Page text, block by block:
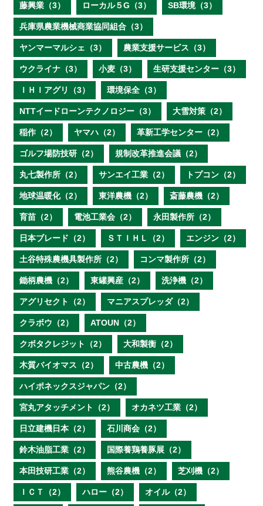
藤興業（3） ローカル５G（3） SB環境（3）
兵庫県農業機械商業協同組合（3）
ヤンマーマルシェ（3） 農業支援サービス（3）
ウクライナ（3） 小麦（3） 生研支援センター（3）
ＩＨＩアグリ（3） 環境保全（3）
NTTイードローンテクノロジー（3） 大雪対策（2）
稲作（2） ヤマハ（2） 革新工学センター（2）
ゴルフ場防技研（2） 規制改革推進会議（2）
丸七製作所（2） サンエイ工業（2） トプコン（2）
地球温暖化（2） 東洋農機（2） 斎藤農機（2）
育苗（2） 電池工業会（2） 永田製作所（2）
日本ブレード（2） ＳＴＩＨＬ（2） エンジン（2）
土谷特殊農機具製作所（2） コンマ製作所（2）
鋤柄農機（2） 東罐興産（2） 洗浄機（2）
アグリセクト（2） マニアスプレッダ（2）
クラボウ（2） ATOUN（2）
クボタクレジット（2） 大和製衡（2）
木質バイオマス（2） 中古農機（2）
ハイポネックスジャパン（2）
宮丸アタッチメント（2） オカネツ工業（2）
日立建機日本（2） 石川商会（2）
鈴木油脂工業（2） 国際養鶏養豚展（2）
本田技研工業（2） 熊谷農機（2） 芝刈機（2）
ＩＣＴ（2） ハロー（2） オイル（2）